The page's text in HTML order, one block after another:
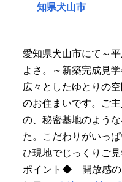
知県犬山市
愛知県犬山市にて～
よさ。～新築完成見
広々としたゆとりの
のお住まいです。ご
の、秘密基地のよう
た。こだわりがいっ
ひ現地でじっくりご
ポイント◆ 開放感